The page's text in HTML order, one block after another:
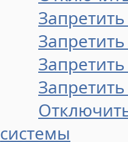
системы